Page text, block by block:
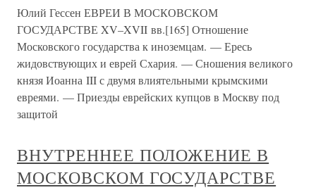
Юлий Гессен ЕВРЕИ В МОСКОВСКОМ
ГОСУДАРСТВЕ XV–XVII вв.[165] Отношение
Московского государства к иноземцам. — Ересь
жидовствующих и еврей Схария. — Сношения великого
князя Иоанна III с двумя влиятельными крымскими
евреями. — Приезды еврейских купцов в Москву под
защитой
ВНУТРЕННЕЕ ПОЛОЖЕНИЕ В
МОСКОВСКОМ ГОСУДАРСТВЕ